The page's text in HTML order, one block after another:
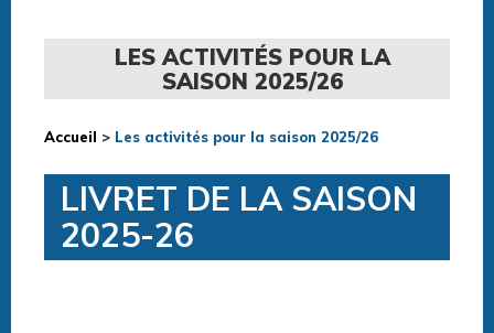
LES ACTIVITÉS POUR LA
SAISON 2025/26
Accueil > Les activités pour la saison 2025/26
LIVRET DE LA SAISON
2025-26